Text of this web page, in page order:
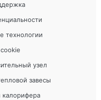
технологии
узел
завесы
калорифера